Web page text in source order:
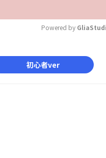
Mute
Powered by
初心者ver